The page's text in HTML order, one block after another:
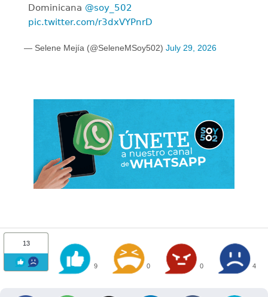
Dominicana @soy_502
pic.twitter.com/r3dxVYPnrD
— Selene Mejía (@SeleneMSoy502) July 29, 2026
13
9 0 0 4